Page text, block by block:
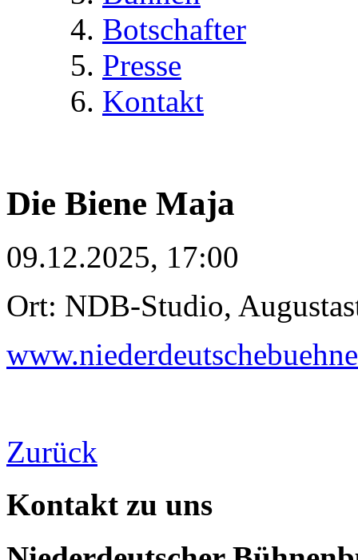
Botschafter
Presse
Kontakt
Die Biene Maja
09.12.2025, 17:00
Ort: NDB-Studio,
Zurück
Kontakt zu uns